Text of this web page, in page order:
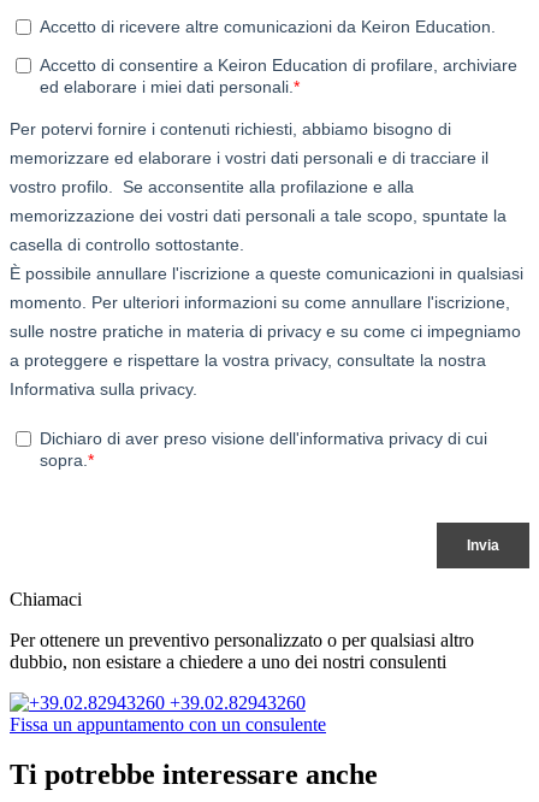
Chiamaci
Per ottenere un preventivo personalizzato o per qualsiasi altro
dubbio, non esistare a chiedere a uno dei nostri consulenti
+39.02.82943260
Fissa un appuntamento con un consulente
Ti potrebbe interessare anche